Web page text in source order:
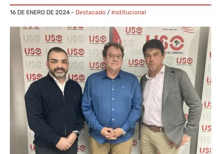
16 DE ENERO DE 2024 - Destacado / Institucional